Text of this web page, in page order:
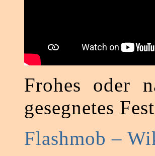
Frohes oder
gesegnetes
Flashmob –